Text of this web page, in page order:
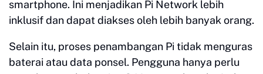
smartphone. Ini menjadikan Pi Network lebih
inklusif dan dapat diakses oleh lebih banyak orang.
Selain itu, proses penambangan Pi tidak menguras
baterai atau data ponsel. Pengguna hanya perlu